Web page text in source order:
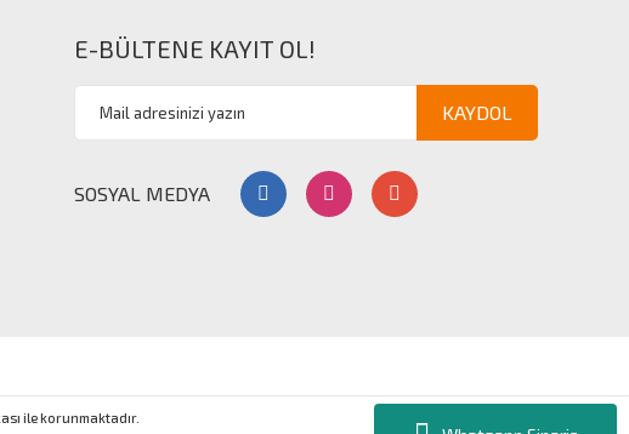
E-BÜLTENE KAYIT OL!
KAYDOL
SOSYAL MEDYA
ile korunmaktadır.